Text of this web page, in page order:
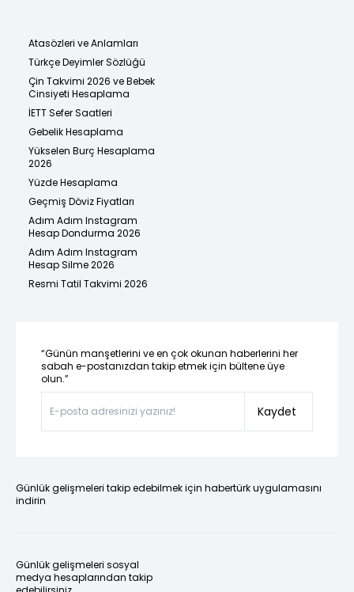
Atasözleri ve Anlamları
Türkçe Deyimler Sözlüğü
Çin Takvimi 2026 ve Bebek
Cinsiyeti Hesaplama
İETT Sefer Saatleri
Gebelik Hesaplama
Yükselen Burç Hesaplama
2026
Yüzde Hesaplama
Geçmiş Döviz Fiyatları
Adım Adım Instagram
Hesap Dondurma 2026
Adım Adım Instagram
Hesap Silme 2026
Resmi Tatil Takvimi 2026
“Günün manşetlerini ve en çok okunan haberlerini her
sabah e-postanızdan takip etmek için bültene üye
olun.”
Kaydet
Günlük gelişmeleri takip edebilmek için habertürk uygulamasını
indirin
Günlük gelişmeleri sosyal
medya hesaplarından takip